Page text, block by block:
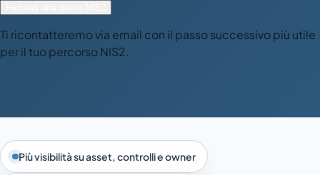
Ti ricontatteremo via email con il passo successivo più utile
per il tuo percorso NIS2.
Più visibilità su asset, controlli e owner